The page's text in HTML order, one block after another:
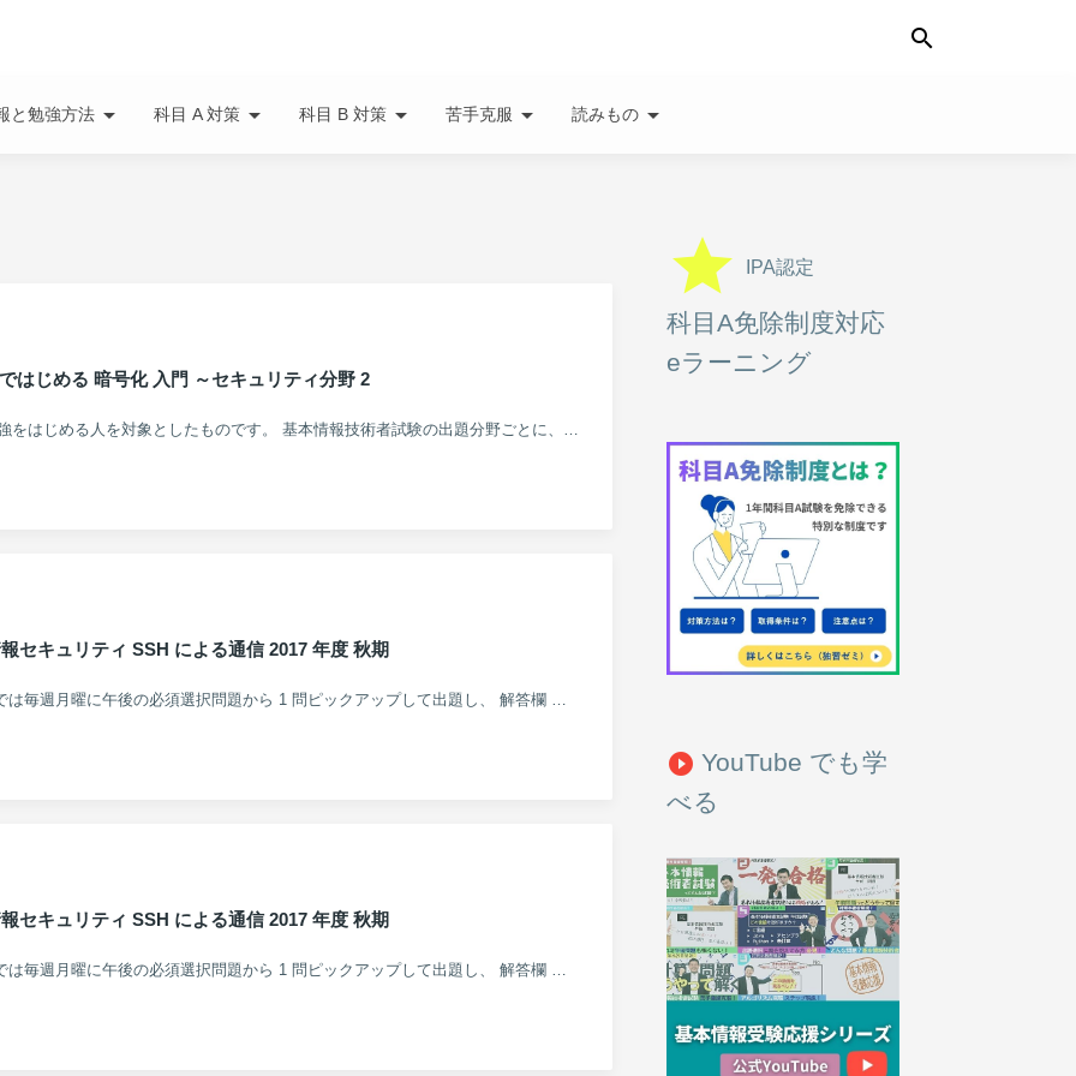
search
と勉強方法arrow_drop_down 科目 A 対策arrow_drop_down 科目 B 対策arrow_drop_down 苦手克服arrow_drop_down 読みものarrow_drop_down
はじめる 暗号化 入門 ～セキュリティ分野 2
この連載は、これから IT の勉強をはじめる人を対象としたものです。 基本情報技術者試験の出題分野ごとに、仕組み、主要な...
セキュリティ SSH による通信 2017 年度 秋期
今週の午後問題 このコーナーでは毎週月曜に午後の必須選択問題から 1 問ピックアップして出題し、 解答欄 を設け、...
セキュリティ SSH による通信 2017 年度 秋期
今週の午後問題 このコーナーでは毎週月曜に午後の必須選択問題から 1 問ピックアップして出題し、 解答欄 を設...
grade IPA認定
科目A免除制度対応
eラーニング
play_circle_filled YouTube でも学
べる